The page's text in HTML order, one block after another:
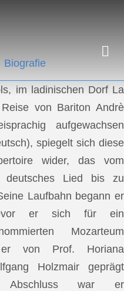
Biografie
im ladinischen Dorf La
von Bariton Andrè
aufgewachsen
spiegelt sich diese
wider, das vom
deutsches Lied bis zu
Laufbahn begann er
er sich für ein
Mozarteum
von Prof. Horiana
Holzmair geprägt
Abschluss war er